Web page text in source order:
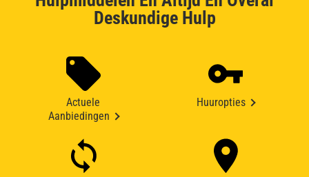
Deskundige Hulp
Actuele
Aanbiedingen
Huuropties